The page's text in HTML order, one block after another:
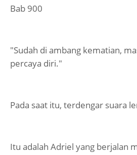
Bab 900
"Sudah di ambang kematian,
percaya diri."
Pada saat itu, terdengar suara
Itu adalah Adriel yang berjalan